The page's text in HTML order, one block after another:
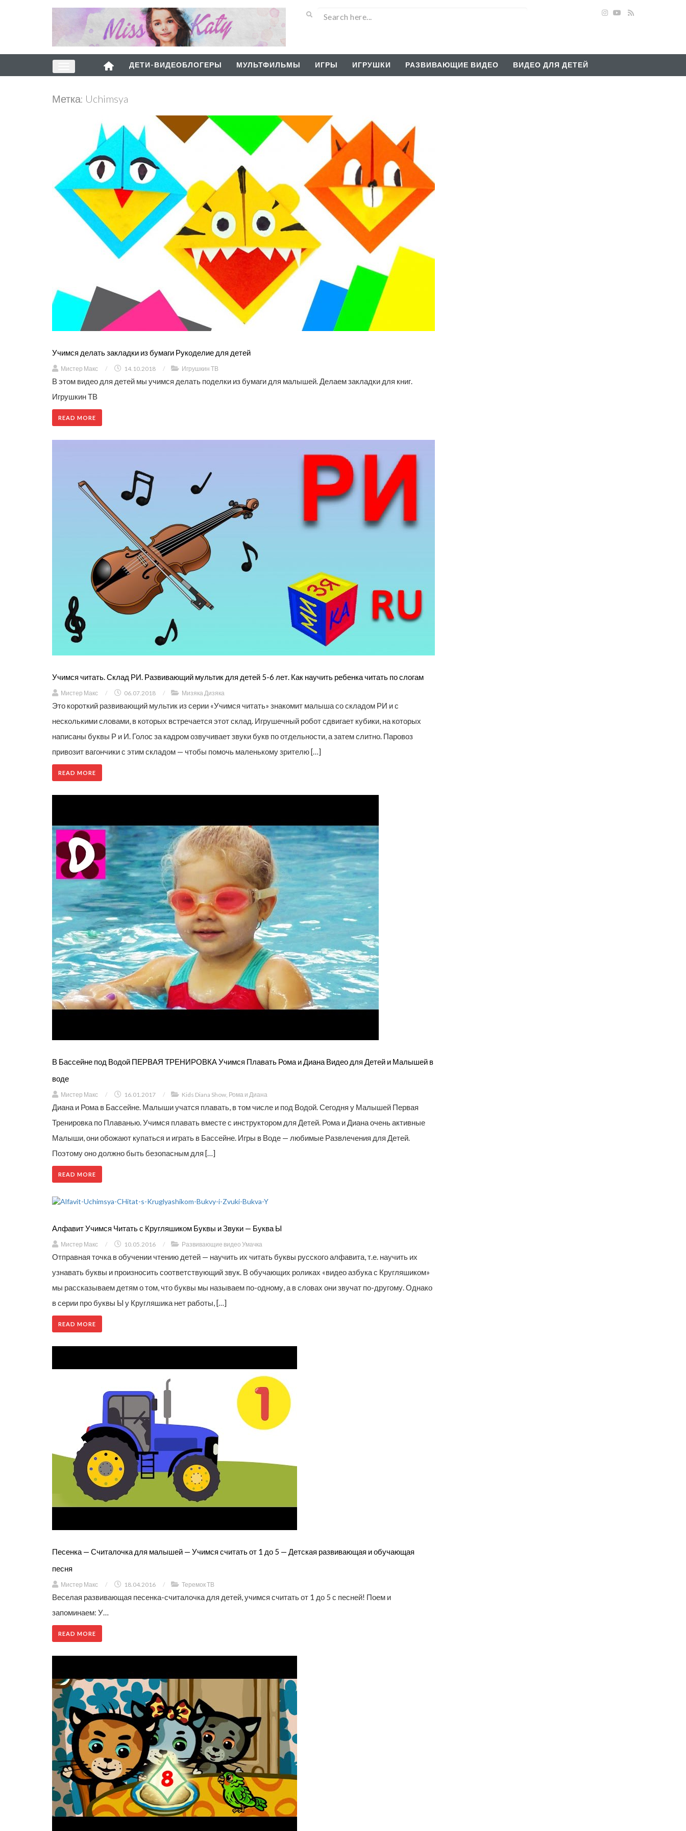
ДЕТИ-ВИДЕОБЛОГЕРЫ МУЛЬТФИЛЬМЫ ИГРЫ ИГРУШКИ РАЗВИВАЮЩИЕ ВИДЕО ВИДЕО ДЛЯ ДЕТЕЙ
Метка: Uchimsya
Учимся делать закладки из бумаги Рукоделие для детей
Мистер Макс / 14.10.2018 / Игрушкин ТВ
В этом видео для детей мы учимся делать поделки из бумаги для малышей. Делаем закладки для книг.
Игрушкин ТВ
READ MORE
Учимся читать. Склад РИ. Развивающий мультик для детей 5-6 лет. Как научить ребенка читать по слогам
Мистер Макс / 06.07.2018 / Мизяка Дизяка
Это короткий развивающий мультик из серии «Учимся читать» знакомит малыша со складом РИ и с
несколькими словами, в которых встречается этот склад. Игрушечный робот сдвигает кубики, на которых
написаны буквы Р и И. Голос за кадром озвучивает звуки букв по отдельности, а затем слитно. Паровоз
привозит вагончики с этим складом — чтобы помочь маленькому зрителю […]
READ MORE
В Бассейне под Водой ПЕРВАЯ ТРЕНИРОВКА Учимся Плавать Рома и Диана Видео для Детей и Малышей в
воде
Мистер Макс / 16.01.2017 / Kids Diana Show Рома и Диана
Диана и Рома в Бассейне. Малыши учатся плавать, в том числе и под Водой. Сегодня у Малышей Первая
Тренировка по Плаванью. Учимся плавать вместе с инструктором для Детей. Рома и Диана очень активные
Малыши, они обожают купаться и играть в Бассейне. Игры в Воде — любимые Развлечения для Детей.
Поэтому оно должно быть безопасным для […]
READ MORE
Алфавит Учимся Читать с Кругляшиком Буквы и Звуки — Буква Ы
Мистер Макс / 10.05.2016 / Развивающие видео Умачка
Отправная точка в обучении чтению детей — научить их читать буквы русского алфавита, т.е. научить их
узнавать буквы и произносить соответствующий звук. В обучающих роликах «видео азбука с Кругляшиком»
мы рассказываем детям о том, что буквы мы называем по-одному, а в словах они звучат по-другому. Однако
в серии про буквы Ы у Кругляшика нет работы, […]
READ MORE
Песенка — Считалочка для малышей — Учимся считать от 1 до 5 — Детская развивающая и обучающая
песня
Мистер Макс / 18.04.2016 / Теремок ТВ
Веселая развивающая песенка-считалочка для детей, учимся считать от 1 до 5 с песней! Поем и
запоминаем: У…
READ MORE